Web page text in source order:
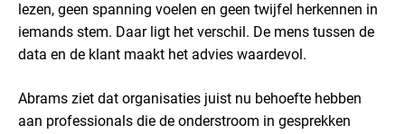
lezen, geen spanning voelen en geen twijfel herkennen in
iemands stem. Daar ligt het verschil. De mens tussen de
data en de klant maakt het advies waardevol.
Abrams ziet dat organisaties juist nu behoefte hebben
aan professionals die de onderstroom in gesprekken